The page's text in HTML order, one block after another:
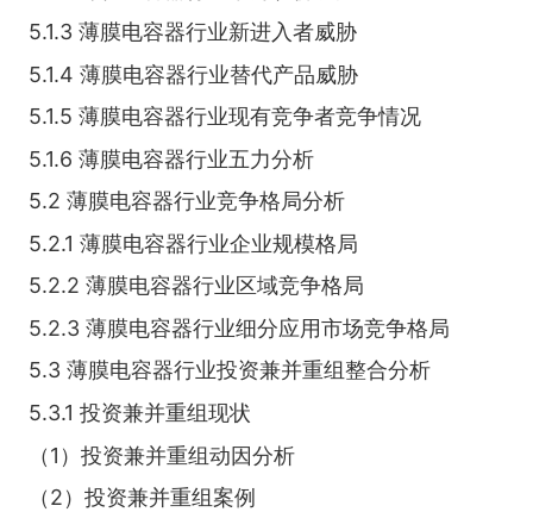
5.1.3 薄膜电容器行业新进入者威胁
5.1.4 薄膜电容器行业替代产品威胁
5.1.5 薄膜电容器行业现有竞争者竞争情况
5.1.6 薄膜电容器行业五力分析
5.2 薄膜电容器行业竞争格局分析
5.2.1 薄膜电容器行业企业规模格局
5.2.2 薄膜电容器行业区域竞争格局
5.2.3 薄膜电容器行业细分应用市场竞争格局
5.3 薄膜电容器行业投资兼并重组整合分析
5.3.1 投资兼并重组现状
（1）投资兼并重组动因分析
（2）投资兼并重组案例